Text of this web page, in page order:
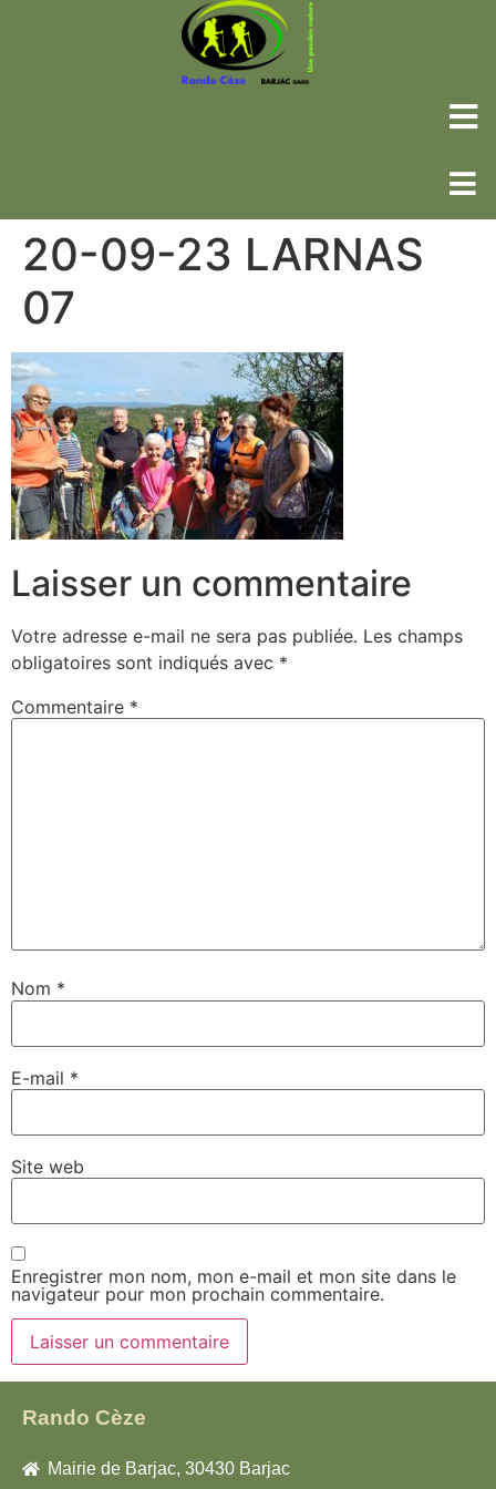
20-09-23 LARNAS
07
Laisser un commentaire
Votre adresse e-mail ne sera pas publiée. Les champs
obligatoires sont indiqués avec *
Commentaire *
Nom *
E-mail *
Site web
Enregistrer mon nom, mon e-mail et mon site dans le
navigateur pour mon prochain commentaire.
Rando Cèze
Mairie de Barjac, 30430 Barjac